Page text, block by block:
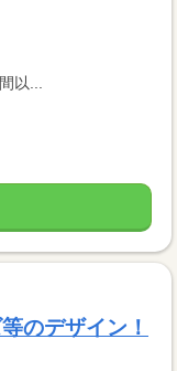
以...
のデザイン！